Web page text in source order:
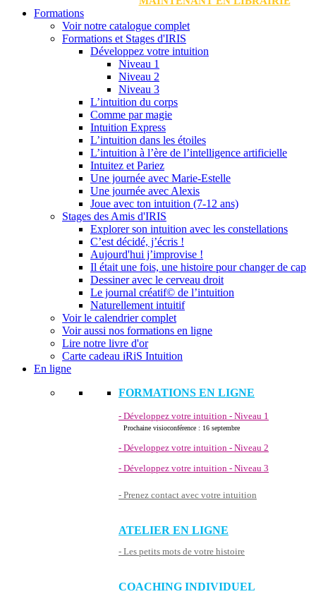
Formations
Voir notre catalogue complet
Formations et Stages d'IRIS
Développez votre intuition
Niveau 1
Niveau 2
Niveau 3
L’intuition du corps
Comme par magie
Intuition Express
L’intuition dans les étoiles
L’intuition à l’ère de l’intelligence artificielle
Intuitez et Pariez
Une journée avec Marie-Estelle
Une journée avec Alexis
Joue avec ton intuition (7-12 ans)
Stages des Amis d'IRIS
Explorer son intuition avec les constellations
C’est décidé, j’écris !
Aujourd'hui j’improvise !
Il était une fois, une histoire pour changer de cap
Dessiner avec le cerveau droit
Le journal créatif© de l’intuition
Naturellement intuitif
Voir le calendrier complet
Voir aussi nos formations en ligne
Lire notre livre d'or
Carte cadeau iRiS Intuition
En ligne
FORMATIONS EN LIGNE
- Développez votre intuition - Niveau 1
Prochaine visioconférence : 16 septembre
- Développez votre intuition - Niveau 2
- Développez votre intuition - Niveau 3
- Prenez contact avec votre intuition
ATELIER EN LIGNE
- Les petits mots de votre histoire
COACHING INDIVIDUEL